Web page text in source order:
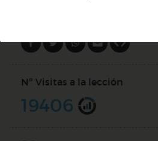
Nº Visitas a la lección
19406